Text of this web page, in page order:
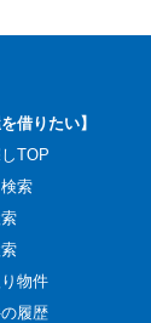
借りたい】
TOP
索
物件
履歴